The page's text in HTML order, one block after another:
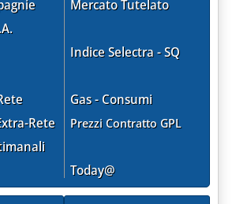
RIUNIONI SU BRINDISI E MONTALTO'
Rete
Mercato Tutelato
Indice Selectra - SQ
Gas - Consumi
Prezzi Contratto GPL
Today@